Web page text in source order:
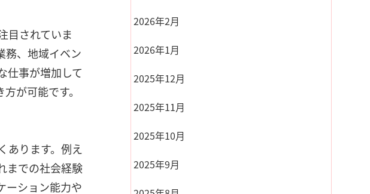
目されていま
務、地域イベン
仕事が増加して
が可能です。
あります。例え
までの社会経験
ーション能力や
2026年2月
2026年1月
2025年12月
2025年11月
2025年10月
2025年9月